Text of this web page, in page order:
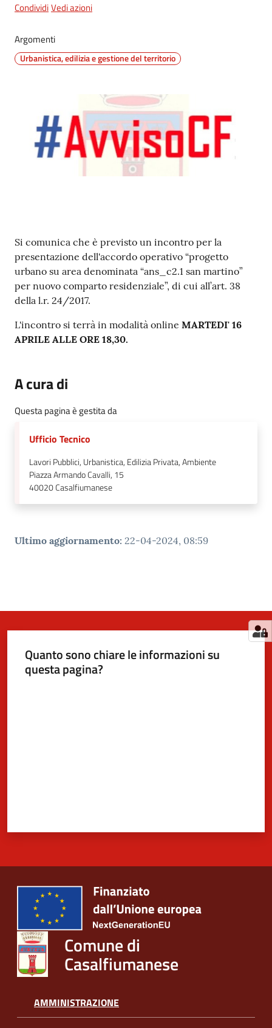
CondividiVedi azioni
Argomenti
Urbanistica, edilizia e gestione del territorio
Contenuto
Si comunica che è previsto un incontro per la
presentazione dell'accordo operativo “progetto
urbano su area denominata “ans_c2.1 san martino”
per nuovo comparto residenziale”, di cui all’art. 38
della l.r. 24/2017.
L'incontro si terrà in modalità online MARTEDI' 16
APRILE ALLE ORE 18,30.
A cura di
Questa pagina è gestita da
Ufficio Tecnico
Lavori Pubblici, Urbanistica, Edilizia Privata, Ambiente
Piazza Armando Cavalli, 15
40020Casalfiumanese
Ultimo aggiornamento: 22-04-2024, 08:59
Quanto sono chiare le informazioni su
questa pagina?
Comune di
Casalfiumanese
AMMINISTRAZIONE